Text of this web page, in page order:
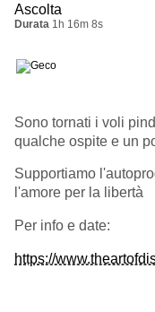
Ascolta
Durata 1h 16m 8s
Sono tornati i voli
qualche ospite e un
Supportiamo
l'amore per la libertà
Per info e date:
https://